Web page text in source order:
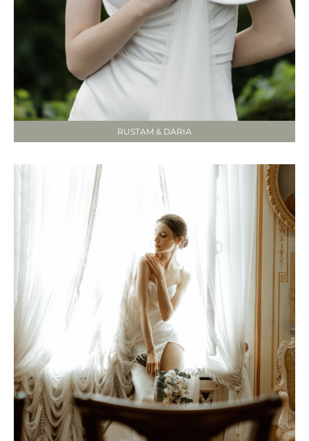
RUSTAM & DARIA